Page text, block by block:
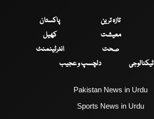
تازہ ترین
پاکستان
معیشت
کھیل
صحت
انٹرٹینمنٹ
ٹیکنالوجی
دلچسپ و عجیب
Pakistan News in Urdu
Sports News in Urdu